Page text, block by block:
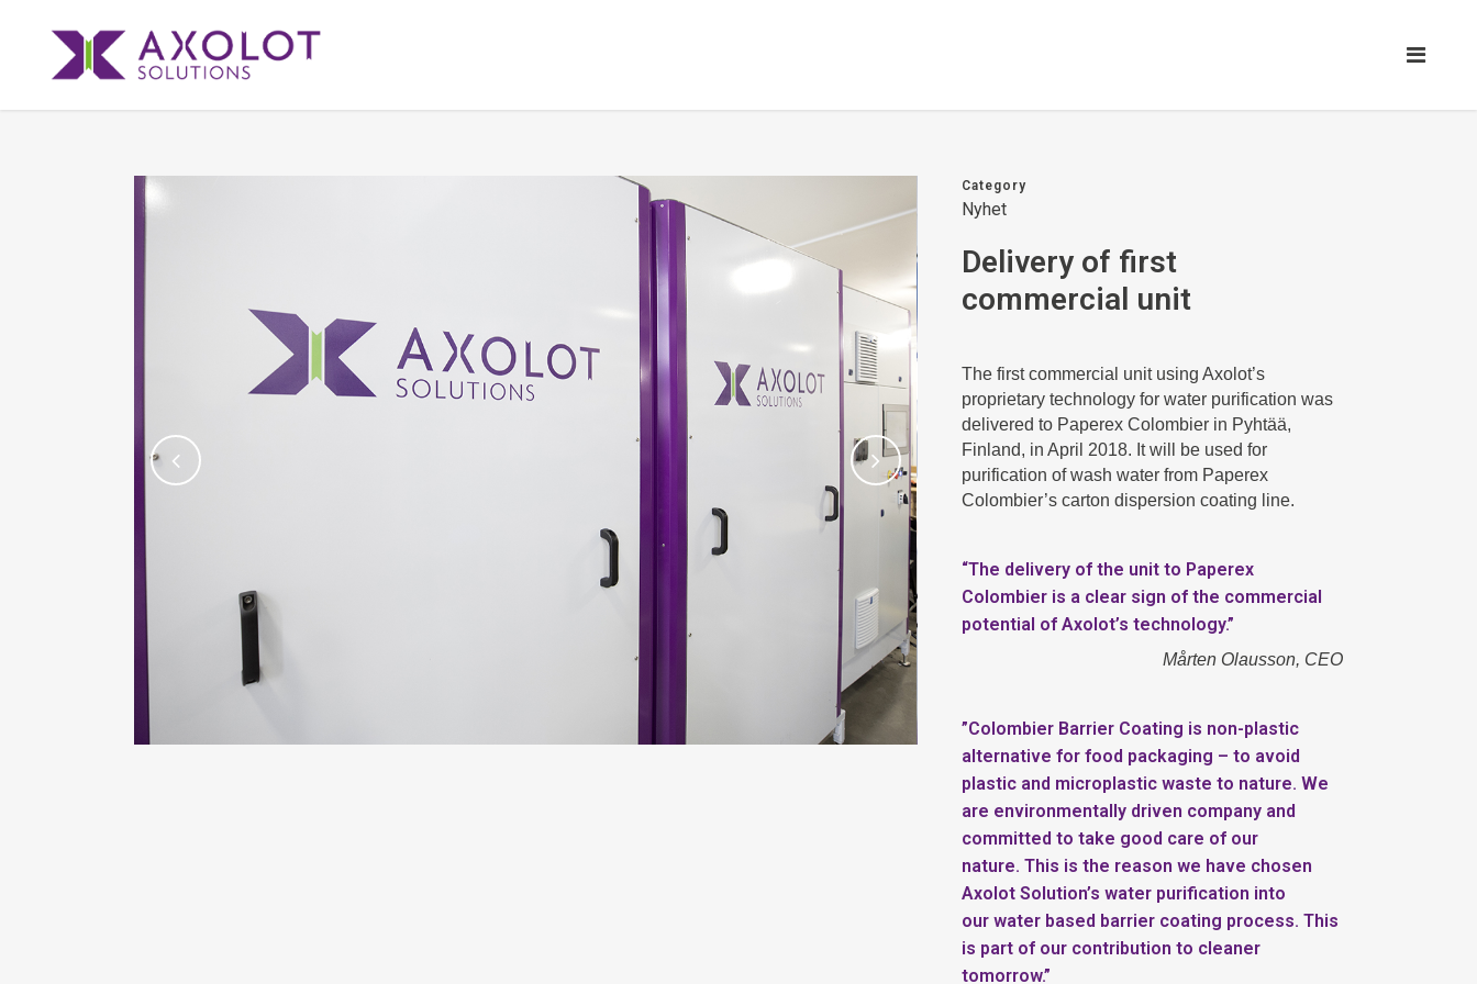
Category
Nyhet
Delivery of first
commercial unit
The first commercial unit using Axolot’s
proprietary technology for water purification was
delivered to Paperex Colombier in Pyhtää,
Finland, in April 2018. It will be used for
purification of wash water from Paperex
Colombier’s carton dispersion coating line.
“The delivery of the unit to Paperex
Colombier is a clear sign of the commercial
potential of Axolot’s technology.”
Mårten Olausson, CEO
”Colombier Barrier Coating is non-plastic
alternative for food packaging – to avoid
plastic and microplastic waste to nature. We
are environmentally driven company and
committed to take good care of our
nature. This is the reason we have chosen
Axolot Solution’s water purification into
our water based barrier coating process. This
is part of our contribution to cleaner
tomorrow.”